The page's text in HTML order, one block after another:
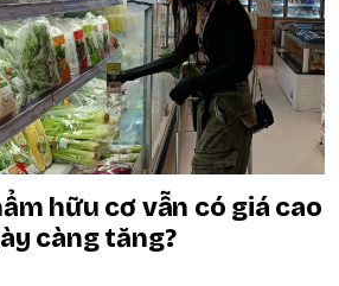
hữu cơ vẫn có giá cao
càng tăng?